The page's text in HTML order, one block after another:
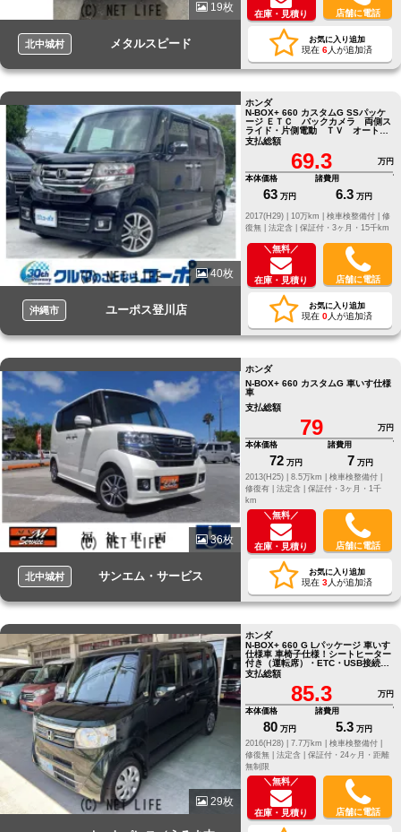
19枚
北中城村 メタルスピード
在庫・見積り 店舗に電話
お気に入り追加
現在 6人が追加済
40枚
沖縄市 ユーポス登川店
ホンダ
N-BOX+ 660 カスタムG SSパッケ
ージ ＥＴＣ バックカメラ 両側ス
ライド・片側電動 ＴＶ オートラ
イト ＨＩＤ スマートキー
支払総額
69.3
万円
本体価格
63 万円
諸費用
6.3 万円
修
復無 | 法定含 | 保証付・3ヶ月・15千km
＼無料／
在庫・見積り 店舗に電話
お気に入り追加
現在 0人が追加済
36枚
北中城村 サンエム・サービス
ホンダ
N-BOX+ 660 カスタムG 車いす仕様
車
支払総額
79
万円
本体価格
72 万円
諸費用
7 万円
2013(H25) |
8.5万km |
検車検整備付 |
修復有 | 法定含 | 保証付・3ヶ月・1千
km
＼無料／
在庫・見積り 店舗に電話
お気に入り追加
現在 3人が追加済
29枚
ホンダ
N-BOX+ 660 G Lパッケージ 車いす
仕様車 車椅子仕様！シートヒーター
付き（運転席）・ETC・USB接続オ
ーディオ付き！
支払総額
85.3
万円
本体価格
80 万円
諸費用
5.3 万円
2016(H28) |
7.7万km |
検車検整備付 |
修復無 | 法定含 | 保証付・24ヶ月・距離
無制限
＼無料／
在庫・見積り 店舗に電話